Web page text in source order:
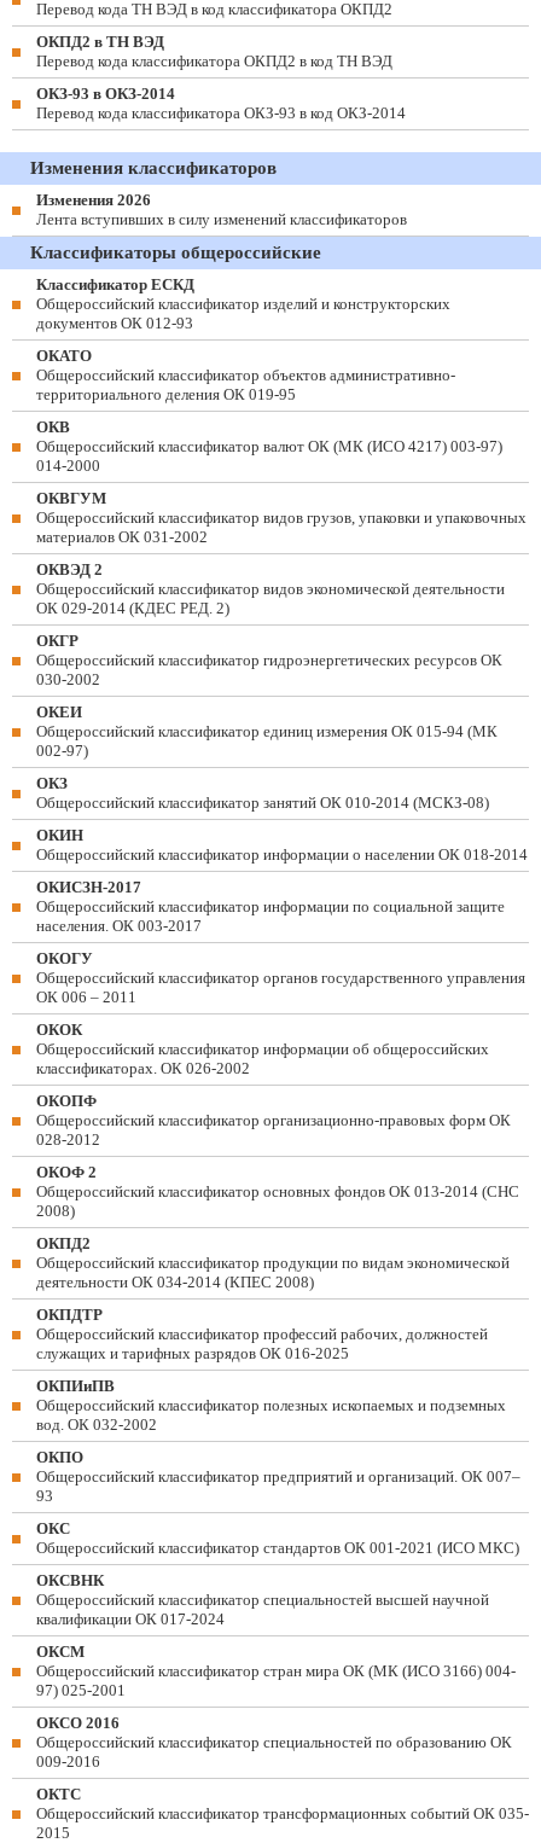
Перевод кода ТН ВЭД в код классификатора ОКПД2
ОКПД2 в ТН ВЭД
Перевод кода классификатора ОКПД2 в код ТН ВЭД
ОКЗ-93 в ОКЗ-2014
Перевод кода классификатора ОКЗ-93 в код ОКЗ-2014
Изменения классификаторов
Изменения 2026
Лента вступивших в силу изменений классификаторов
Классификаторы общероссийские
Классификатор ЕСКД
Общероссийский классификатор изделий и конструкторских
документов ОК 012-93
ОКАТО
Общероссийский классификатор объектов административно-
территориального деления ОК 019-95
ОКВ
Общероссийский классификатор валют ОК (МК (ИСО 4217) 003-97)
014-2000
ОКВГУМ
Общероссийский классификатор видов грузов, упаковки и упаковочных
материалов ОК 031-2002
ОКВЭД 2
Общероссийский классификатор видов экономической деятельности
ОК 029-2014 (КДЕС РЕД. 2)
ОКГР
Общероссийский классификатор гидроэнергетических ресурсов ОК
030-2002
ОКЕИ
Общероссийский классификатор единиц измерения ОК 015-94 (МК
002-97)
ОКЗ
Общероссийский классификатор занятий ОК 010-2014 (МСКЗ-08)
ОКИН
Общероссийский классификатор информации о населении ОК 018-2014
ОКИСЗН-2017
Общероссийский классификатор информации по социальной защите
населения. ОК 003-2017
ОКОГУ
Общероссийский классификатор органов государственного управления
ОК 006 – 2011
ОКОК
Общероссийский классификатор информации об общероссийских
классификаторах. ОК 026-2002
ОКОПФ
Общероссийский классификатор организационно-правовых форм ОК
028-2012
ОКОФ 2
Общероссийский классификатор основных фондов ОК 013-2014 (СНС
2008)
ОКПД2
Общероссийский классификатор продукции по видам экономической
деятельности ОК 034-2014 (КПЕС 2008)
ОКПДТР
Общероссийский классификатор профессий рабочих, должностей
служащих и тарифных разрядов ОК 016-2025
ОКПИиПВ
Общероссийский классификатор полезных ископаемых и подземных
вод. ОК 032-2002
ОКПО
Общероссийский классификатор предприятий и организаций. ОК 007–
93
ОКС
Общероссийский классификатор стандартов ОК 001-2021 (ИСО МКС)
ОКСВНК
Общероссийский классификатор специальностей высшей научной
квалификации ОК 017-2024
ОКСМ
Общероссийский классификатор стран мира ОК (МК (ИСО 3166) 004-
97) 025-2001
ОКСО 2016
Общероссийский классификатор специальностей по образованию ОК
009-2016
ОКТС
Общероссийский классификатор трансформационных событий ОК 035-
2015